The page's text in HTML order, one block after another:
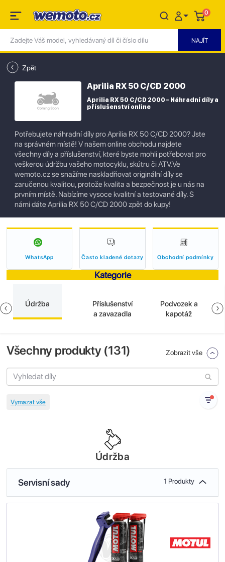
0
Zpět
Aprilia RX 50 C/CD 2000
Aprilia RX 50 C/CD 2000 – Náhradní díly a
příslušenství online
Potřebujete náhradní díly pro Aprilia RX 50 C/CD 2000? Jste
na správném místě! V našem online obchodu najdete
všechny díly a příslušenství, které byste mohli potřebovat pro
veškerou údržbu vašeho motocyklu, skútru či ATV.Ve
wemoto.cz se snažíme naskladňovat originální díly se
zaručenou kvalitou, protože kvalita a bezpečnost je u nás na
prvním místě. Nabízíme vysoce kvalitní a testované díly. S
námi dáte Aprilia RX 50 C/CD 2000 zpět do kupy!
WhatsApp Často kladené dotazy Obchodní podmínky
Kategorie
Údržba
Příslušenství
a zavazadla
Podvozek a
kapotáž
Všechny produkty (131) Zobrazit vše
Údržba
Servisní sady 1 Produkty